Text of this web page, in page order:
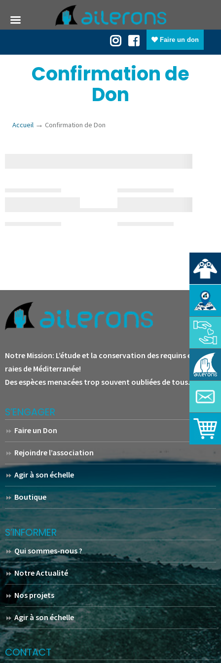
Faire un don
Confirmation de
Don
Accueil → Confirmation de Don
Notre Mission: L’étude et la conservation des requins et des
raies de Méditerranée!
Des espèces menacées trop souvent oubliées de tous.
S’ENGAGER
Faire un Don
Rejoindre l’association
Agir à son échelle
Boutique
S’INFORMER
Qui sommes-nous ?
Notre Actualité
Nos projets
Agir à son échelle
CONTACT